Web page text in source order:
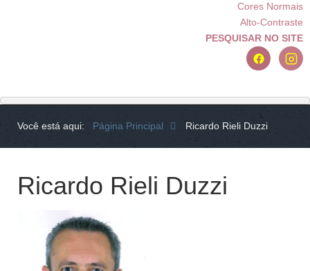
Cores Normais
Alto-Contraste
PESQUISAR NO SITE
Você está aqui: Página Principal Ricardo Rieli Duzzi
Ricardo Rieli Duzzi